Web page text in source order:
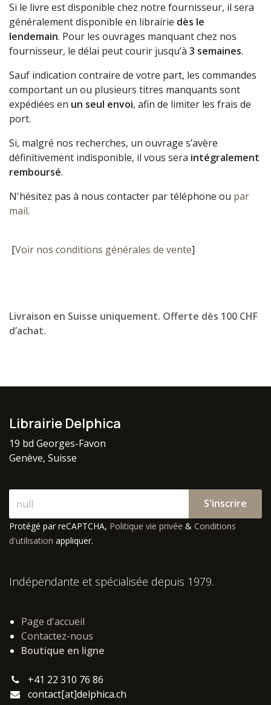
Si le livre est disponible chez notre fournisseur, il sera
généralement disponible en librairie dès le
lendemain. Pour les ouvrages manquant chez nos
fournisseur, le délai peut courir jusqu’à 3 semaines.
Sauf indication contraire de votre part, les commandes
comportant un ou plusieurs titres manquants sont
expédiées en un seul envoi, afin de limiter les frais de
port.
Si, malgré nos recherches, un ouvrage s’avère
définitivement indisponible, il vous sera intégralement
remboursé.
N'hésitez pas à nous contacter par téléphone ou par
mail.
[Voir nos conditions générales de vente]
Livraison en Suisse uniquement. Offerte dès 100 CHF
d’achat.
Librairie Delphica
19 bd Georges-Favon
Genève, Suisse
S'inscrire
Protégé par reCAPTCHA, Politique vie privée & Conditions
d'utilisation appliquer.
Indépendante et spécialisée depuis 1979.
Page d'accueil
Contactez-nous
Boutique en ligne
+41 22 310 76 86
contact[at]delphica.ch